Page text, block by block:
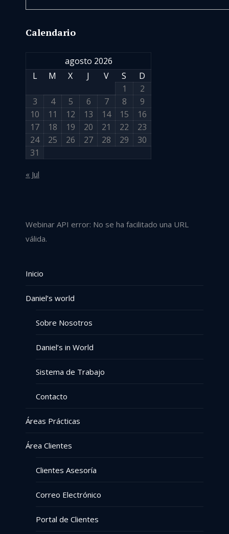
Calendario
agosto 2026
L
M X J V S
D
1
2
3
4 5 6 7 8
9
10
11 12 13 14 15
16
17
18 19 20 21 22
23
24
25 26 27 28 29
30
31
« Jul
Webinar API error: No se ha facilitado una URL
válida.
Inicio
Daniel’s world
Sobre Nosotros
Daniel’s in World
Sistema de Trabajo
Contacto
Áreas Prácticas
Área Clientes
Clientes Asesoría
Correo Electrónico
Portal de Clientes